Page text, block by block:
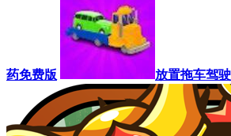
药免费版 放置拖车驾